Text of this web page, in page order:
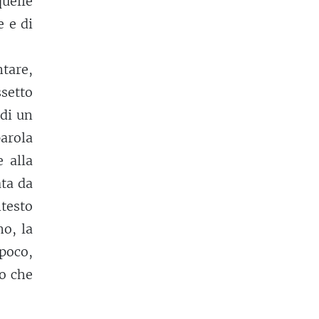
e di
un
alla
da
la
che